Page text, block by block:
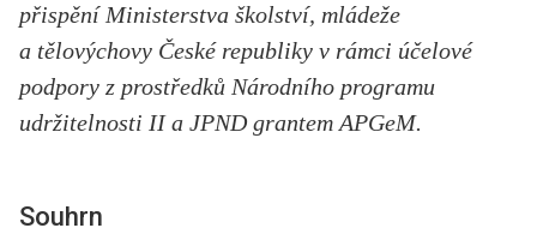
přispění Ministerstva školství, mládeže
a tělovýchovy České republiky v rámci účelové
podpory z prostředků Národního programu
udržitelnosti II a JPND grantem APGeM.
Souhrn